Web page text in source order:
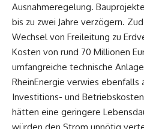
Ausnahmeregelung.
bis zu zwei Jahre verzögern.
Wechsel von Freileitung zu
Kosten von rund 70 Millionen
umfangreiche technische
RheinEnergie verwies ebenfalls
Investitions- und
hätten eine geringere
würden den Strom unnötig